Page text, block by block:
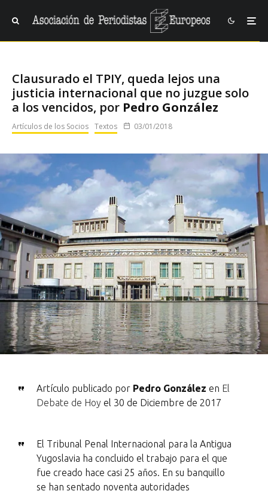
Clausurado el TPIY, queda lejos una
justicia internacional que no juzgue solo
a los vencidos, por Pedro González
Artículos de los Socios Textos 03/01/2018
Artículo publicado por Pedro González en El
Debate de Hoy el 30 de Diciembre de 2017
El Tribunal Penal Internacional para la Antigua
Yugoslavia ha concluido el trabajo para el que
fue creado hace casi 25 años. En su banquillo
se han sentado noventa autoridades